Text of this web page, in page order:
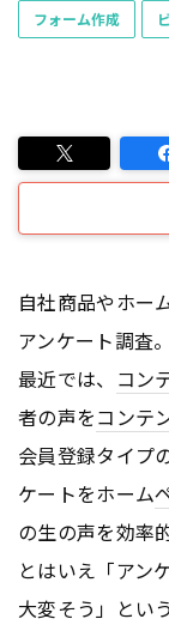
フォーム作成
自社商品やホー
アンケート調査。
最近では、 コン
者の声をコンテ
会員登録タイプ
ケートをホーム
の生の声を効率
とはいえ「アン
大変そう」とい